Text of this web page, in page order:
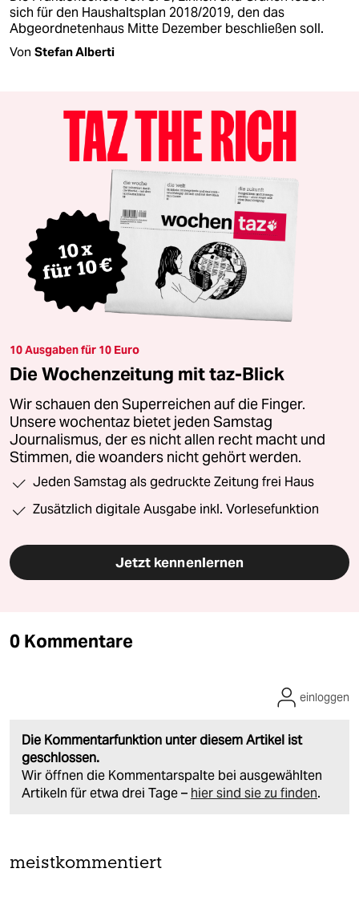
sich für den Haushaltsplan 2018/2019, den das
Abgeordnetenhaus Mitte Dezember beschließen soll.
Von Stefan Alberti
10 Ausgaben für 10 Euro
Die Wochenzeitung mit taz-Blick
Wir schauen den Superreichen auf die Finger.
Unsere wochentaz bietet jeden Samstag
Journalismus, der es nicht allen recht macht und
Stimmen, die woanders nicht gehört werden.
Jeden Samstag als gedruckte Zeitung frei Haus
Zusätzlich digitale Ausgabe inkl. Vorlesefunktion
Jetzt kennenlernen
0 Kommentare
Die Kommentarfunktion unter diesem Artikel ist
geschlossen.
Wir öffnen die Kommentarspalte bei ausgewählten
Artikeln für etwa drei Tage – hier sind sie zu finden.
einloggen
meistkommentiert